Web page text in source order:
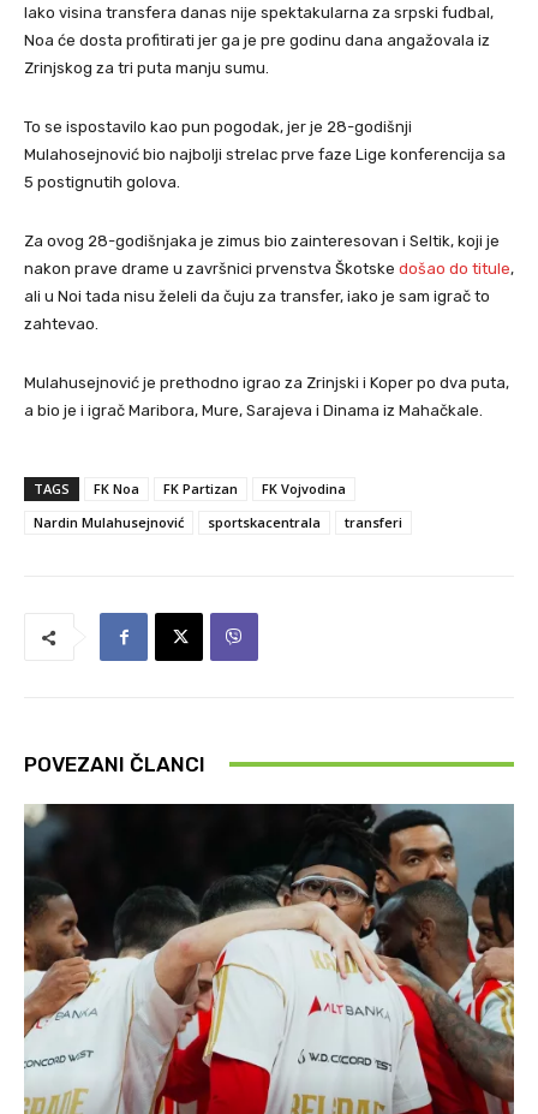
Iako visina transfera danas nije spektakularna za srpski fudbal,
Noa će dosta profitirati jer ga je pre godinu dana angažovala iz
Zrinjskog za tri puta manju sumu.
To se ispostavilo kao pun pogodak, jer je 28-godišnji
Mulahosejnović bio najbolji strelac prve faze Lige konferencija sa
5 postignutih golova.
Za ovog 28-godišnjaka je zimus bio zainteresovan i Seltik, koji je
nakon prave drame u završnici prvenstva Škotske došao do titule,
ali u Noi tada nisu želeli da čuju za transfer, iako je sam igrač to
zahtevao.
Mulahusejnović je prethodno igrao za Zrinjski i Koper po dva puta,
a bio je i igrač Maribora, Mure, Sarajeva i Dinama iz Mahačkale.
TAGS FK Noa FK Partizan
FK Vojvodina
Nardin Mulahusejnović
sportskacentrala transferi
POVEZANI ČLANCI